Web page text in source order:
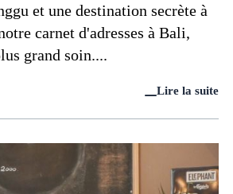
et une destination secrète à
carnet d'adresses à Bali,
grand soin....
Lire la suite